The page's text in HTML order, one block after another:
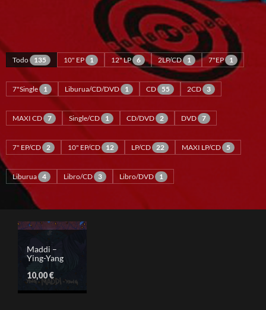
Todo 135 10" EP 1 12" LP 6 2LP/CD 1 7"EP 1
7"Single 1 Liburua/CD/DVD 1 CD 55 2CD 3
MAXI CD 7 Single/CD 1 CD/DVD 2 DVD 7
7" EP/CD 2 10" EP/CD 12 LP/CD 22 MAXI LP/CD 5
Liburua 4 Libro/CD 3 Libro/DVD 1
Maddi –
Ying-Yang
10,00€